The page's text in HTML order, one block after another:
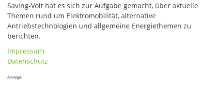
Saving-Volt hat es sich zur Aufgabe gemacht, über aktuelle
Themen rund um Elektromobilität, alternative
Antriebstechnologien und allgemeine Energiethemen zu
berichten.
Impressum
Datenschutz
Anzeige: